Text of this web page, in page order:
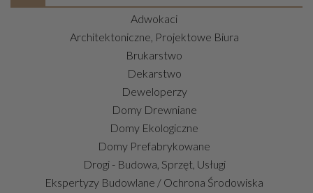
Adwokaci
Architektoniczne, Projektowe Biura
Brukarstwo
Dekarstwo
Deweloperzy
Domy Drewniane
Domy Ekologiczne
Domy Prefabrykowane
Drogi - Budowa, Sprzęt, Usługi
Ekspertyzy Budowlane / Ochrona Środowiska